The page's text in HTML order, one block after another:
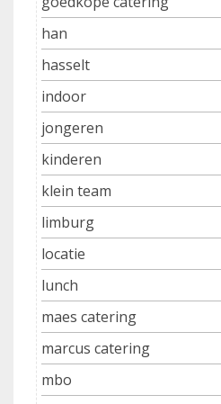
han
hasselt
indoor
jongeren
kinderen
klein team
limburg
locatie
lunch
maes catering
marcus catering
mbo